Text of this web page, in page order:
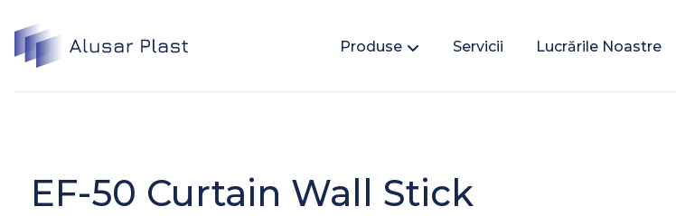
Produse Servicii Lucrările Noastre
EF-50 Curtain Wall Stick